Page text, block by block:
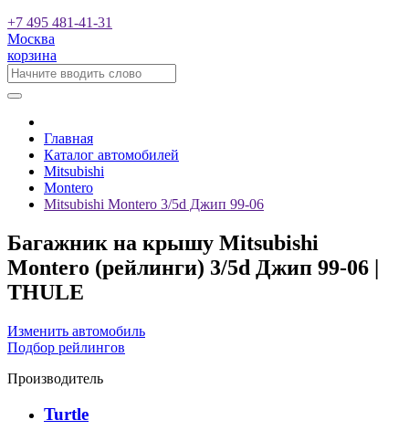
+7 495 481-41-31
Москва
корзина
Главная
Каталог автомобилей
Mitsubishi
Montero
Mitsubishi Montero 3/5d Джип 99-06
Багажник на крышу Mitsubishi
Montero (рейлинги) 3/5d Джип 99-06 |
THULE
Изменить автомобиль
Подбор рейлингов
Производитель
Turtle